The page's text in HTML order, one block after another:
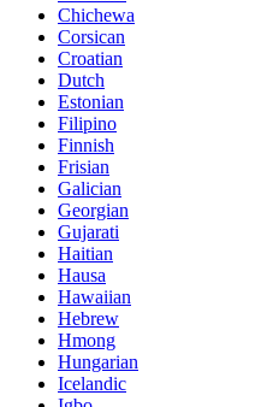
Chichewa
Corsican
Croatian
Dutch
Estonian
Filipino
Finnish
Frisian
Galician
Georgian
Gujarati
Haitian
Hausa
Hawaiian
Hebrew
Hmong
Hungarian
Icelandic